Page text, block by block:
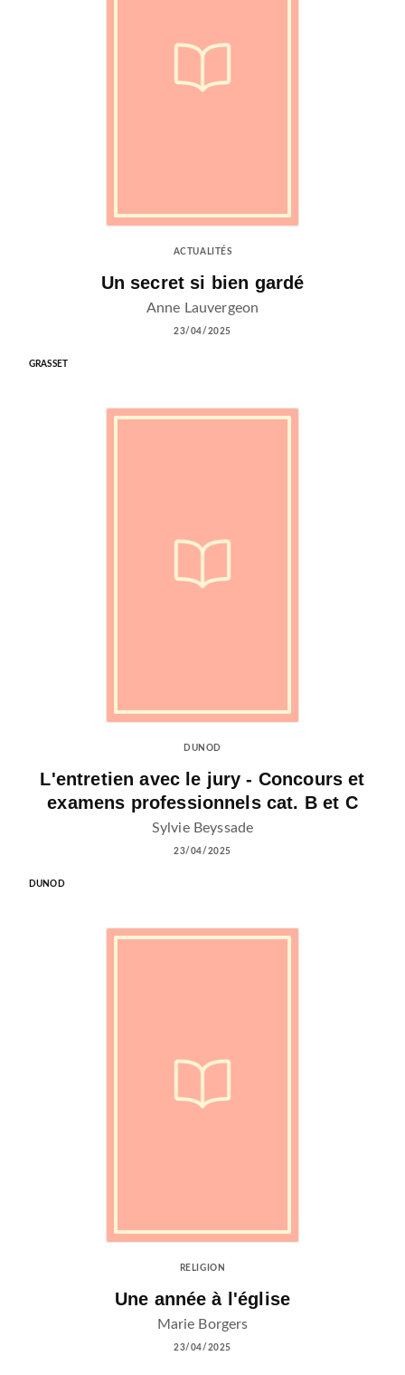
ACTUALITÉS
Un secret si bien gardé
Anne Lauvergeon
23/04/2025
GRASSET
DUNOD
L'entretien avec le jury - Concours et
examens professionnels cat. B et C
Sylvie Beyssade
23/04/2025
DUNOD
RELIGION
Une année à l'église
Marie Borgers
23/04/2025